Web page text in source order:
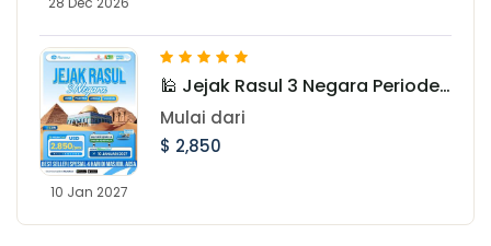
10 Jan 2027
🕌 Jejak Rasul 3 Negara Periode
Januari 2027
Mulai dari
$ 2,850